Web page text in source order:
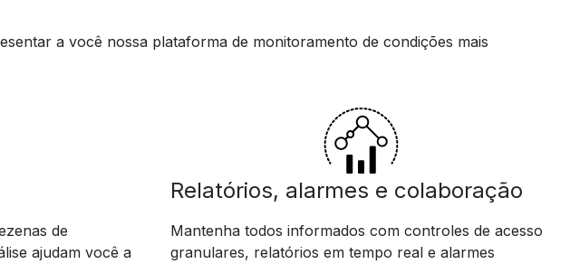
a você nossa plataforma de monitoramento de condições mais
de
ajudam você a
Relatórios, alarmes e colaboração
Mantenha todos informados com controles de acesso
granulares, relatórios em tempo real e alarmes